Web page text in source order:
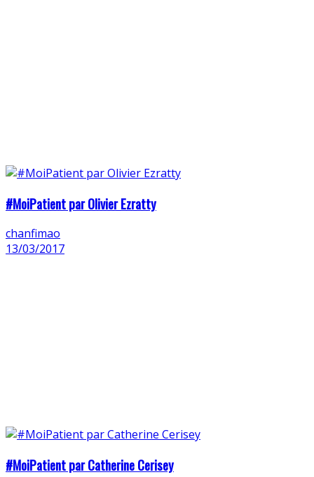
#MoiPatient par Olivier Ezratty
chanfimao
13/03/2017
#MoiPatient par Catherine Cerisey